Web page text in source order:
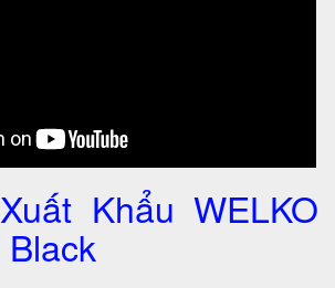
Khẩu WELKO